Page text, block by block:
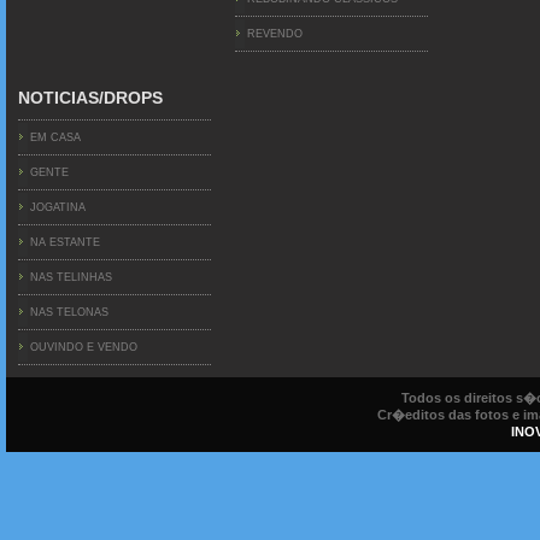
REVENDO
NOTICIAS/DROPS
EM CASA
GENTE
JOGATINA
NA ESTANTE
NAS TELINHAS
NAS TELONAS
OUVINDO E VENDO
Todos os direitos
Cr�editos das fotos e